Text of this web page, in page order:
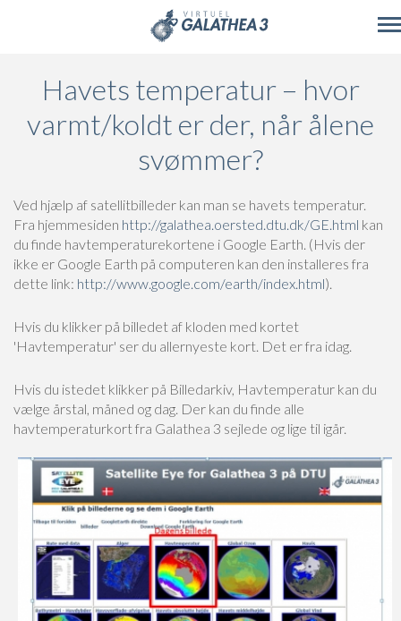
Havets temperatur – hvor
varmt/koldt er der, når ålene
svømmer?
Ved hjælp af satellitbilleder kan man se havets temperatur.
Fra hjemmesiden http://galathea.oersted.dtu.dk/GE.html kan
du finde havtemperaturekortene i Google Earth. (Hvis der
ikke er Google Earth på computeren kan den installeres fra
dette link: http://www.google.com/earth/index.html).
Hvis du klikker på billedet af kloden med kortet
'Havtemperatur' ser du allernyeste kort. Det er fra idag.
Hvis du istedet klikker på Billedarkiv, Havtemperatur kan du
vælge årstal, måned og dag. Der kan du finde alle
havtemperaturkort fra Galathea 3 sejlede og lige til igår.